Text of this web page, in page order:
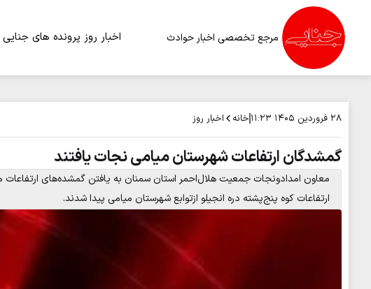
مرجع تخصصی اخبار حوادث اخبار روز پرونده های جنایی
۲۸ فروردین ۱۴۰۵ ۱۱:۲۳ خانه اخبار روز
گمشدگان ارتفاعات شهرستان میامی نجات یافتند
ارتفاعات کوه پنج‌پشته دره انجیلو ازتوابع شهرستان میامی پیدا شدند.